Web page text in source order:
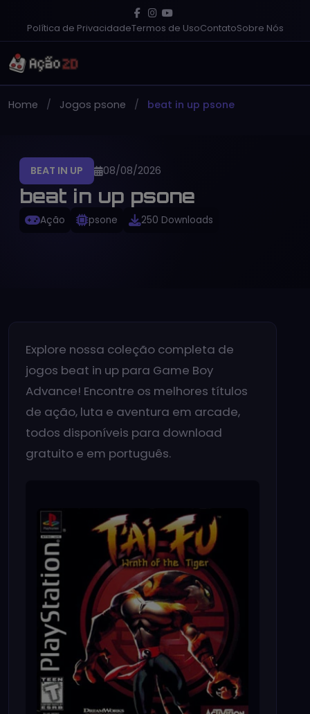
Política de PrivacidadeTermos de UsoContatoSobre Nós
Home Jogos psone beat in up psone
BEAT IN UP 08/08/2026
beat in up psone
Ação psone 250 Downloads
Explore nossa coleção completa de
jogos beat in up para Game Boy
Advance! Encontre os melhores títulos
de ação, luta e aventura em arcade,
todos disponíveis para download
gratuito e em português.